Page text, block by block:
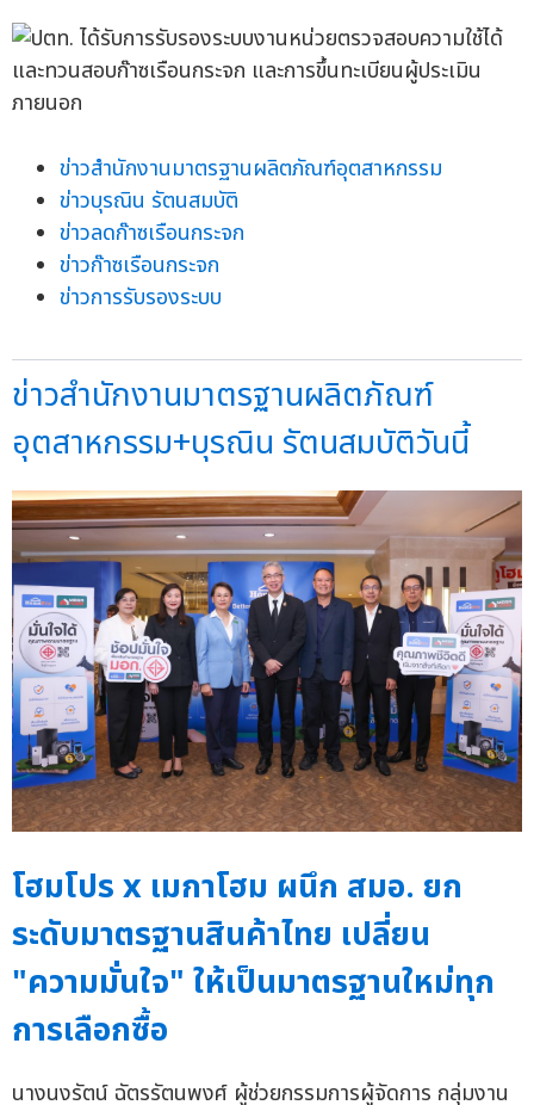
ข่าวสำนักงานมาตรฐานผลิตภัณฑ์อุตสาหกรรม
ข่าวบุรณิน รัตนสมบัติ
ข่าวลดก๊าซเรือนกระจก
ข่าวก๊าซเรือนกระจก
ข่าวการรับรองระบบ
ข่าวสำนักงานมาตรฐานผลิตภัณฑ์
อุตสาหกรรม+บุรณิน รัตนสมบัติวันนี้
โฮมโปร x เมกาโฮม ผนึก สมอ. ยก
ระดับมาตรฐานสินค้าไทย เปลี่ยน
"ความมั่นใจ" ให้เป็นมาตรฐานใหม่ทุก
การเลือกซื้อ
นางนงรัตน์ ฉัตรรัตนพงศ์ ผู้ช่วยกรรมการผู้จัดการ กลุ่มงาน